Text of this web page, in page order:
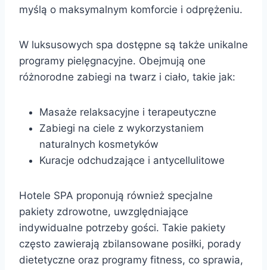
myślą o maksymalnym komforcie i odprężeniu.
W luksusowych spa dostępne są także unikalne
programy pielęgnacyjne. Obejmują one
różnorodne zabiegi na twarz i ciało, takie jak:
Masaże relaksacyjne i terapeutyczne
Zabiegi na ciele z wykorzystaniem
naturalnych kosmetyków
Kuracje odchudzające i antycellulitowe
Hotele SPA proponują również specjalne
pakiety zdrowotne, uwzględniające
indywidualne potrzeby gości. Takie pakiety
często zawierają zbilansowane posiłki, porady
dietetyczne oraz programy fitness, co sprawia,